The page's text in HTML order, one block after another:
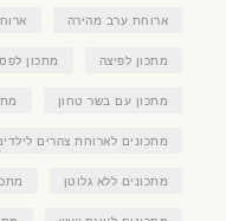
ארוחת ערב מהירה
מתכון לפיצה מתכון
מתכון עם בשר טחון
מתכונים לארוחת צהרים
מתכונים ללא גלוטן